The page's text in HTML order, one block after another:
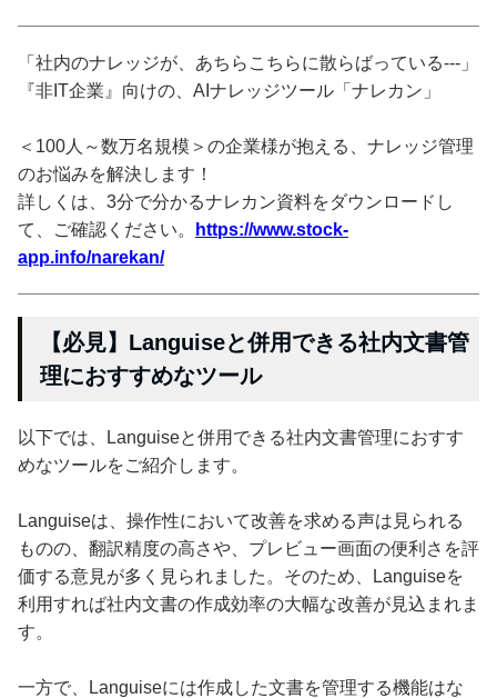
「社内のナレッジが、あちらこちらに散らばっている---」
『非IT企業』向けの、AIナレッジツール「ナレカン」
＜100人～数万名規模＞の企業様が抱える、ナレッジ管理
のお悩みを解決します！
詳しくは、3分で分かるナレカン資料をダウンロードし
て、ご確認ください。
https://www.stock-
app.info/narekan/
【必見】Languiseと併用できる社内文書管
理におすすめなツール
以下では、Languiseと併用できる社内文書管理におすす
めなツールをご紹介します。
Languiseは、操作性において改善を求める声は見られる
ものの、翻訳精度の高さや、プレビュー画面の便利さを評
価する意見が多く見られました。そのため、Languiseを
利用すれば社内文書の作成効率の大幅な改善が見込まれま
す。
一方で、Languiseには作成した文書を管理する機能はな